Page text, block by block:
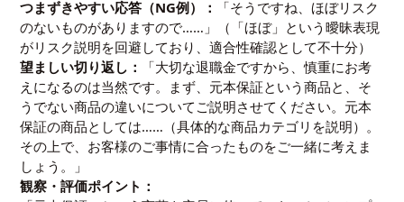
つまずきやすい応答（NG例）：
「そうですね、ほぼリスク
のないものがありますので……」（「ほぼ」という曖昧表現
がリスク説明を回避しており、適合性確認として不十分）
望ましい切り返し：
「大切な退職金ですから、慎重にお考
えになるのは当然です。まず、元本保証という商品と、そ
うでない商品の違いについてご説明させてください。元本
保証の商品としては……（具体的な商品カテゴリを説明）。
その上で、お客様のご事情に合ったものをご一緒に考えま
しょう。」
観察・評価ポイント：